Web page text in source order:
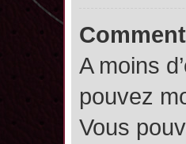
A moins
pouvez
Vous